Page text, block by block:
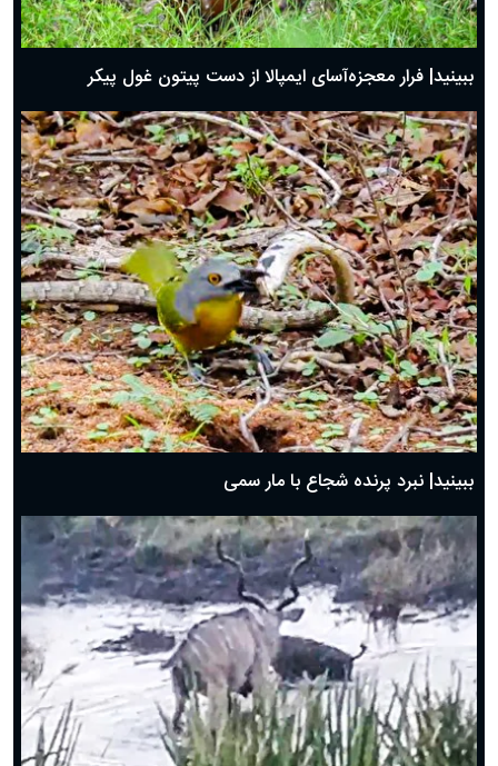
ببینید| فرار معجزه‌آسای ایمپالا از دست پیتون غول پیکر
ببینید| نبرد پرنده شجاع با مار سمی